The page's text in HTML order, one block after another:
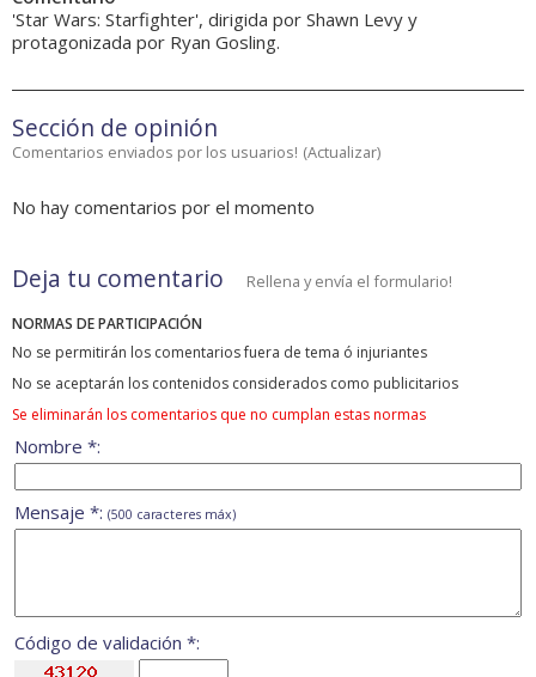
'Star Wars: Starfighter', dirigida por Shawn Levy y
protagonizada por Ryan Gosling.
Sección de opinión
Comentarios enviados por los usuarios! (Actualizar)
No hay comentarios por el momento
Deja tu comentario Rellena y envía el formulario!
NORMAS DE PARTICIPACIÓN
No se permitirán los comentarios fuera de tema ó injuriantes
No se aceptarán los contenidos considerados como publicitarios
Se eliminarán los comentarios que no cumplan estas normas
Nombre *:
Mensaje *: (500 caracteres máx)
Código de validación *: